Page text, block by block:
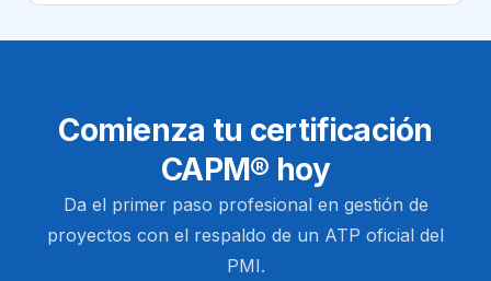
Comienza tu certificación
CAPM® hoy
Da el primer paso profesional en gestión de
proyectos con el respaldo de un ATP oficial del
PMI.